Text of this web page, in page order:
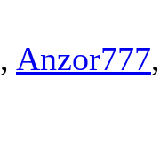
, Anzor777